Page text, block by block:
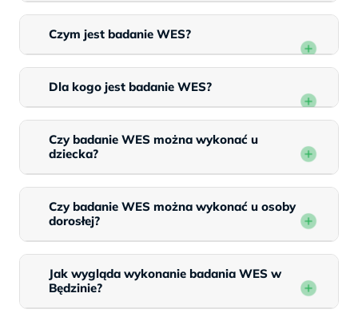
Czym jest badanie WES?
Dla kogo jest badanie WES?
Czy badanie WES można wykonać u
dziecka?
Czy badanie WES można wykonać u osoby
dorosłej?
Jak wygląda wykonanie badania WES w
Będzinie?